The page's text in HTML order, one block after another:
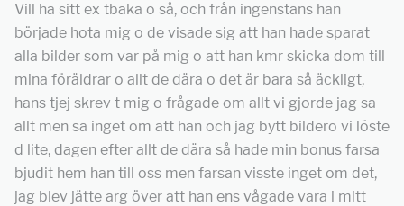
Vill ha sitt ex tbaka o så, och från ingenstans han
började hota mig o de visade sig att han hade sparat
alla bilder som var på mig o att han kmr skicka dom till
mina föräldrar o allt de dära o det är bara så äckligt,
hans tjej skrev t mig o frågade om allt vi gjorde jag sa
allt men sa inget om att han och jag bytt bildero vi löste
d lite, dagen efter allt de dära så hade min bonus farsa
bjudit hem han till oss men farsan visste inget om det,
jag blev jätte arg över att han ens vågade vara i mitt